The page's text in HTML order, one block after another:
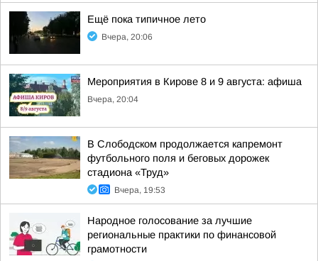
Ещё пока типичное лето
Вчера, 20:06
Мероприятия в Кирове 8 и 9 августа: афиша
Вчера, 20:04
В Слободском продолжается капремонт
футбольного поля и беговых дорожек
стадиона «Труд»
Вчера, 19:53
Народное голосование за лучшие
региональные практики по финансовой
грамотности